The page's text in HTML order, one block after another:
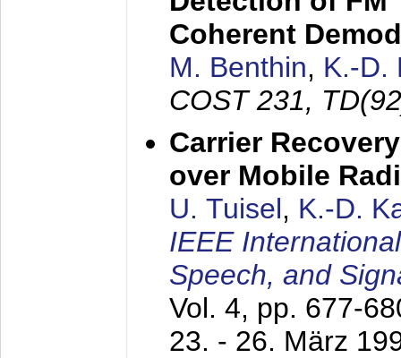
Coherent
M. Benthin, K.-D.
COST 231,
Carrier
over Mobile
U. Tuisel, K.-D.
IEEE
Speech, and
Vol. 4, pp. 677-
23. - 26. März